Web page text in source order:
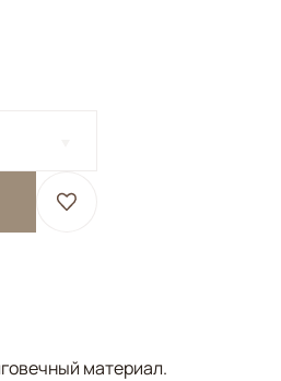
материал.